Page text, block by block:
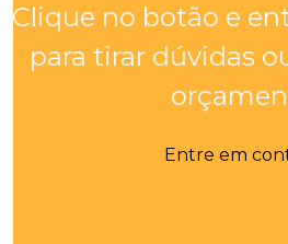
Clique no botão e
para tirar dúvidas
Entre em